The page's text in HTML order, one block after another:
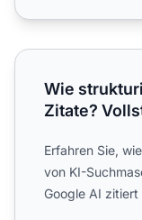
Wie strukturiere
Wie
Zitate?
Erfahren Sie,
von KI-
Google AI